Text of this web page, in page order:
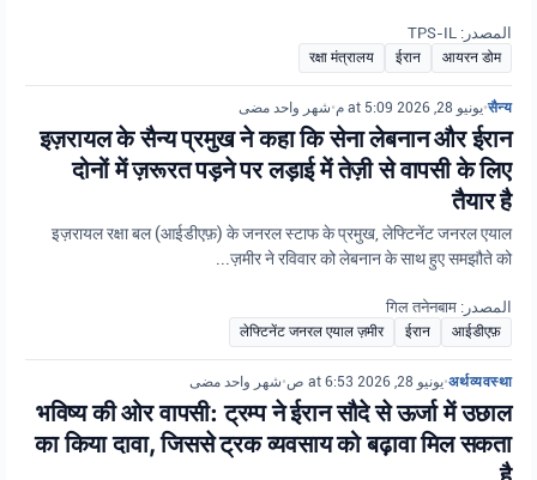
المصدر: TPS-IL
आयरन डोम
ईरान
रक्षा मंत्रालय
सैन्य
•يونيو 28, 2026 at 5:09 م •شهر واحد مضى
इज़रायल के सैन्य प्रमुख ने कहा कि सेना लेबनान और ईरान
दोनों में ज़रूरत पड़ने पर लड़ाई में तेज़ी से वापसी के लिए
तैयार है
इज़रायल रक्षा बल (आईडीएफ़) के जनरल स्टाफ के प्रमुख, लेफ्टिनेंट जनरल एयाल
ज़मीर ने रविवार को लेबनान के साथ हुए समझौते को...
المصدر: गिल तनेनबाम
आईडीएफ़
ईरान
लेफ्टिनेंट जनरल एयाल ज़मीर
अर्थव्यवस्था
•يونيو 28, 2026 at 6:53 ص •شهر واحد مضى
भविष्य की ओर वापसी: ट्रम्प ने ईरान सौदे से ऊर्जा में उछाल
का किया दावा, जिससे ट्रक व्यवसाय को बढ़ावा मिल सकता